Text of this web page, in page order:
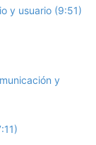
y usuario (9:51)
y